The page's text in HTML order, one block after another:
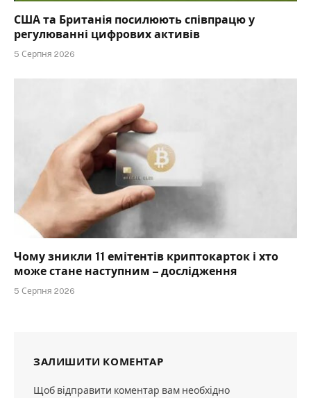
США та Британія посилюють співпрацю у
регулюванні цифрових активів
5 Серпня 2026
Чому зникли 11 емітентів криптокарток і хто
може стане наступним – дослідження
5 Серпня 2026
ЗАЛИШИТИ КОМЕНТАР
Щоб відправити коментар вам необхідно